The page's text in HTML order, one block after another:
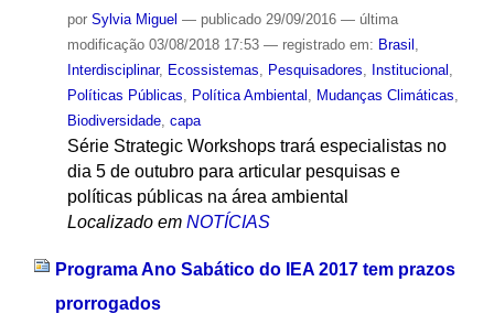
por Sylvia Miguel — publicado29/09/2016 — última
modificação03/08/2018 17:53 — registrado em: Brasil
Interdisciplinar, Ecossistemas Pesquisadores Institucional
Políticas Públicas
Política Ambiental Mudanças Climáticas
Biodiversidade, capa
Série Strategic Workshops trará especialistas no
dia 5 de outubro para articular pesquisas e
políticas públicas na área ambiental
Localizado em NOTÍCIAS
Programa Ano Sabático do IEA 2017 tem prazos
prorrogados